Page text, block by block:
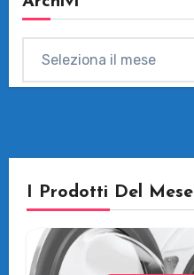
I Prodotti Del Mese